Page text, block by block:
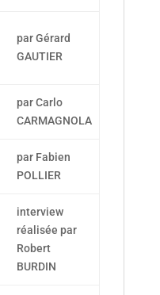
par Gérard
GAUTIER
par Carlo
CARMAGNOLA
par Fabien
POLLIER
interview
réalisée par
Robert
BURDIN